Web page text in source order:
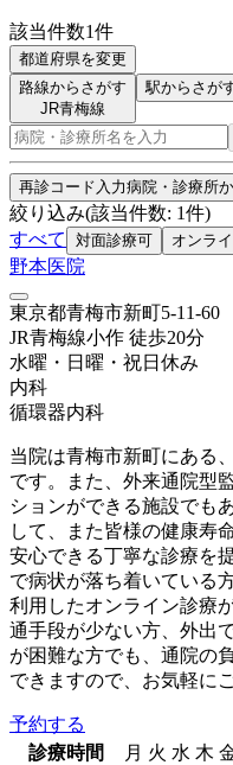
該当件数1件
都道府県を変更
路線からさがす
JR青梅線
駅からさが
再診コード入力病院・診療所
絞り込み(該当件数: 1件)
すべて
対面診療可 オンラ
野本医院
東京都青梅市新町5-11-60
JR青梅線小作 徒歩20分
水曜・日曜・祝日 休み
内科
循環器内科
当院は青梅市新町にある
です。また、外来通院型
ションができる施設でも
して、また皆様の健康寿
安心できる丁寧な診療を
で病状が落ち着いている
利用したオンライン診療
通手段が少ない方、外出
が困難な方でも、通院の
できますので、お気軽に
予約する
診療時間
月 火 水 木